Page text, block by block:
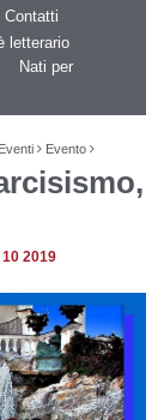
Contatti
letterario
Nati per
Eventi Evento
2019